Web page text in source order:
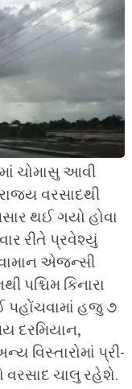
ચોમાસુ આવી
વરસાદથી
થઈ ગયો હોવા
રીતે પ્રવેશ્યું
એજન્સી
પશ્ચિમ કિનારા
પહોંચવામાં હજુ ૭
દરમિયાન,
વિસ્તારોમાં પ્રી-
વરસાદ ચાલુ રહેશે.